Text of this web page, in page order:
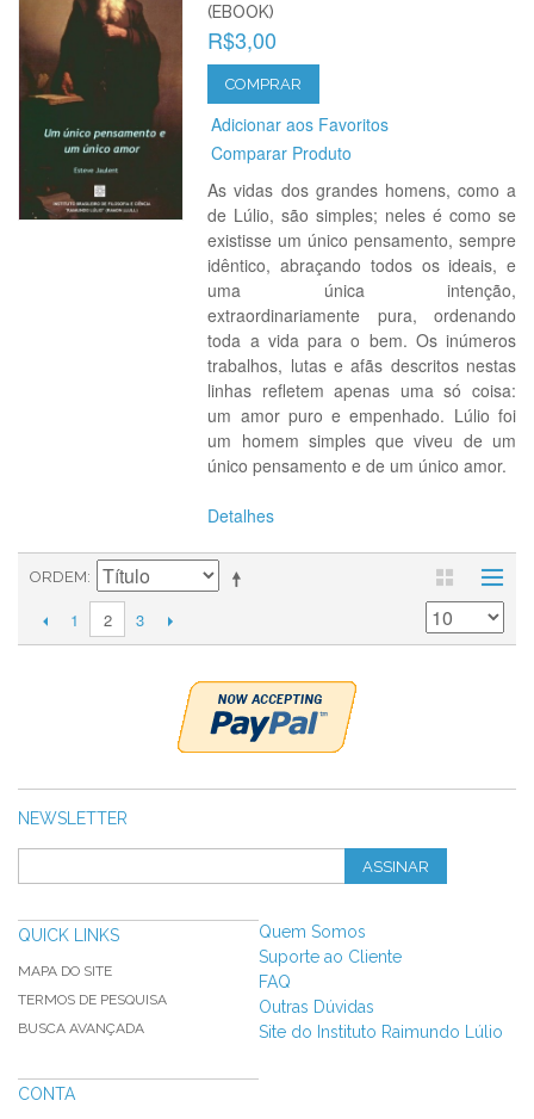
(EBOOK)
R$3,00
COMPRAR
Adicionar aos Favoritos
Comparar Produto
As vidas dos grandes homens, como a
de Lúlio, são simples; neles é como se
existisse um único pensamento, sempre
idêntico, abraçando todos os ideais, e
uma única intenção,
extraordinariamente pura, ordenando
toda a vida para o bem. Os inúmeros
trabalhos, lutas e afãs descritos nestas
linhas refletem apenas uma só coisa:
um amor puro e empenhado. Lúlio foi
um homem simples que viveu de um
único pensamento e de um único amor.
Detalhes
ORDEM
1 2 3
NEWSLETTER
ASSINAR
QUICK LINKS
MAPA DO SITE
TERMOS DE PESQUISA
BUSCA AVANÇADA
CONTA
Quem Somos
Suporte ao Cliente
FAQ
Outras Dúvidas
Site do Instituto Raimundo Lúlio